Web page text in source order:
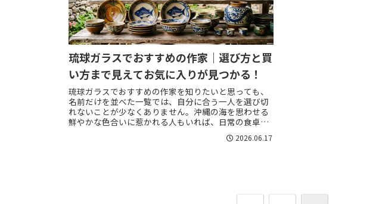
琉球ガラスでおすすめの作家｜選び方と買
い方まで見えてお気に入りが見つかる！
琉球ガラスでおすすめの作家を知りたいと思っても、
名前だけを並べた一覧では、自分に合う一人を選び切
れないことが少なくありません。沖縄の海を思わせる
鮮やかな色合いに惹かれる人もいれば、日常の食卓に
2026.06.17